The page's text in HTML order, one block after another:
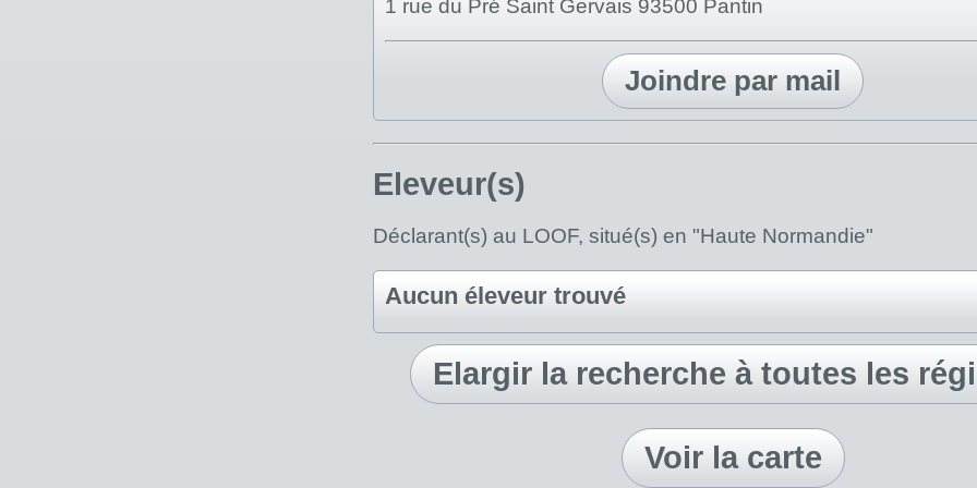
1 rue du Pré Saint Gervais 93500 Pantin
Joindre par mail
Eleveur(s)
Déclarant(s) au LOOF, situé(s) en "Haute Normandie"
Aucun éleveur trouvé
Elargir la recherche à toutes les
Voir la carte